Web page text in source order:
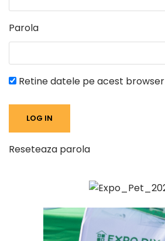
Parola
Retine datele pe acest browser
Reseteaza parola